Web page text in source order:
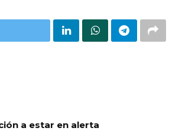
a estar en alerta